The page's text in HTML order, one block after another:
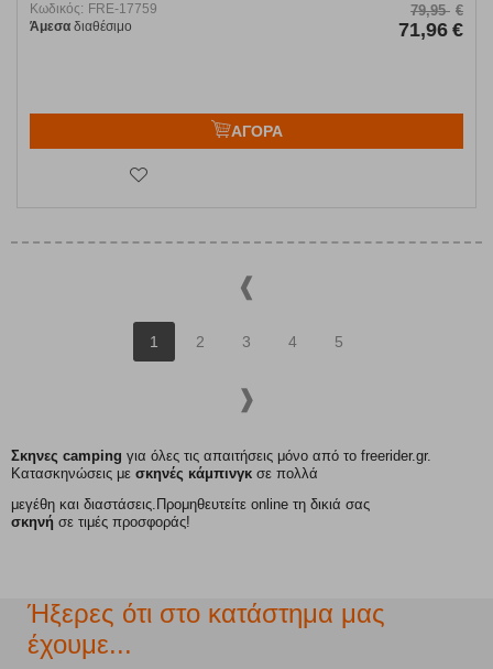
Κωδικός: FRE-17759
Άμεσα διαθέσιμο
79,95 €
71,96 €
ΑΓΟΡΑ
1 2 3 4 5
Σκηνες camping για όλες τις απαιτήσεις μόνο από το freerider.gr.
Κατασκηνώσεις με σκηνές κάμπινγκ σε πολλά
μεγέθη και διαστάσεις. Προμηθευτείτε online τη δικιά σας
σκηνή σε τιμές προσφοράς!
Ήξερες ότι στο κατάστημα μας
έχουμε...